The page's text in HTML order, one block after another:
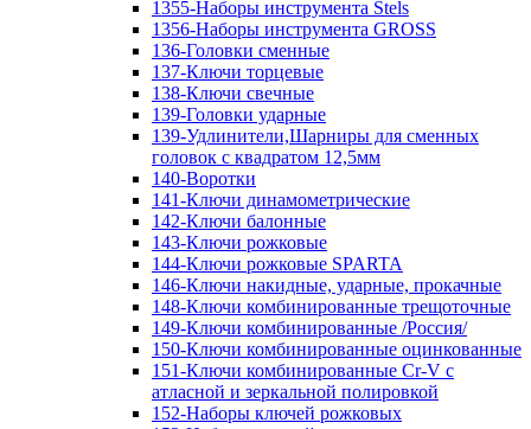
1355-Наборы инструмента Stels
1356-Наборы инструмента GROSS
136-Головки сменные
137-Ключи торцевые
138-Ключи свечные
139-Головки ударные
139-Удлинители,Шарниры для сменных
головок с квадратом 12,5мм
140-Воротки
141-Ключи динамометрические
142-Ключи балонные
143-Ключи рожковые
144-Ключи рожковые SPARTA
146-Ключи накидные, ударные, прокачные
148-Ключи комбинированные трещоточные
149-Ключи комбинированные /Россия/
150-Ключи комбинированные оцинкованные
151-Ключи комбинированные Cr-V с
атласной и зеркальной полировкой
152-Наборы ключей рожковых